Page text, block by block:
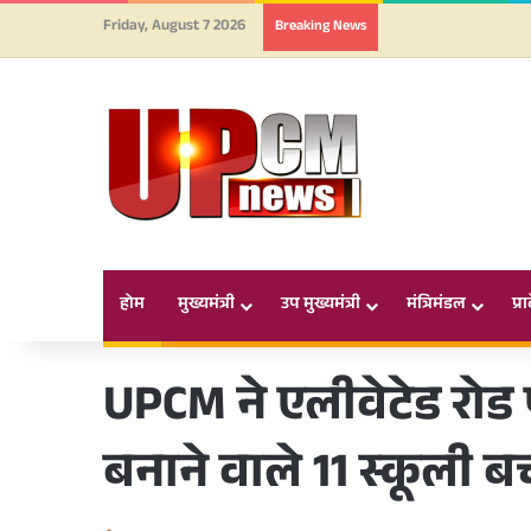
Friday, August 7 2026 Breaking News
होम मुख्यमंत्री उप मुख्यमंत्री मंत्रिमंडल
UPCM ने एलीवेटेड
बनाने वाले 11 स्कूली